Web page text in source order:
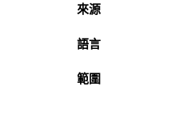
來源
語言
範圍